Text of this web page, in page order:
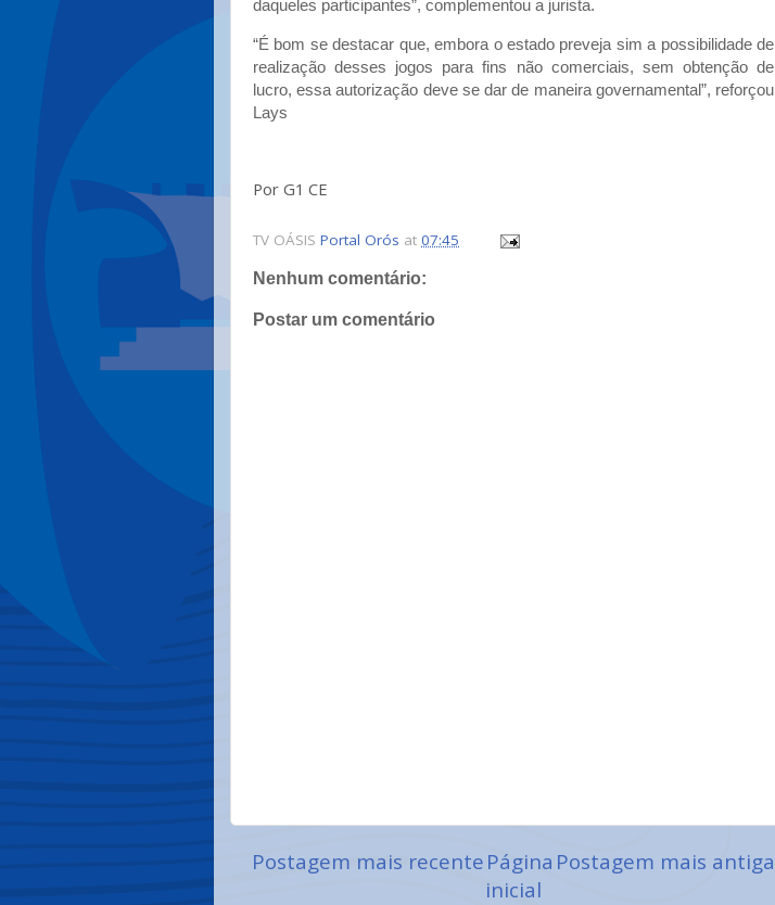
daqueles participantes”, complementou a jurista.
“É bom se destacar que, embora o estado preveja sim a possibilidade de
realização desses jogos para fins não comerciais, sem obtenção de
lucro, essa autorização deve se dar de maneira governamental”, reforçou
Lays
Por G1 CE
TV OÁSIS Portal Orós at 07:45
Nenhum comentário:
Postar um comentário
Postagem mais recente Postagem mais antiga
Página
inicial